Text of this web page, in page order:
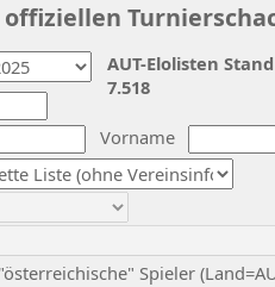
Vorname
Spieler
AUT-Elolisten
7.518